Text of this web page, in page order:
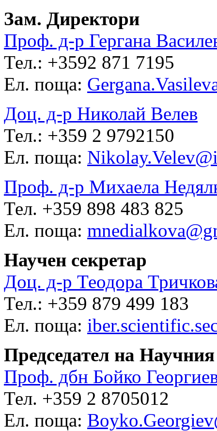
Зам. Директори
Проф. д-р Гергана
Тел.: +3592 871 7195
Ел. поща:
Доц. д-р Николай Велев
Тел.: +359 2 9792150
Ел. поща:
Проф. д-р Михаела
Тел. +359 898 483 825
Ел. поща:
Научен секретар
Доц. д-р Теодора
Тел.: +359 879 499 183
Ел. поща:
Председател на Научния
Проф. дбн Бойко
Тел. +359 2 8705012
Ел. поща: